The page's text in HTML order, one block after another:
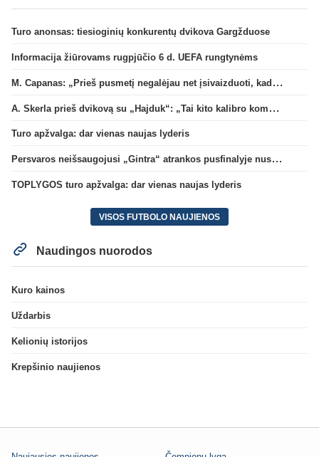
Turo anonsas: tiesioginių konkurentų dvikova Gargžduose
Informacija žiūrovams rugpjūčio 6 d. UEFA rungtynėms
M. Capanas: „Prieš pusmetį negalėjau net įsivaizduoti, kad žaisime prieš „Hajduk“
A. Skerla prieš dvikovą su „Hajduk“: „Tai kito kalibro komanda“
Turo apžvalga: dar vienas naujas lyderis
Persvaros neišsaugojusi „Gintra“ atrankos pusfinalyje nusileido Škotijos čempionėms
TOPLYGOS turo apžvalga: dar vienas naujas lyderis
VISOS FUTBOLO NAUJIENOS
Naudingos nuorodos
Kuro kainos
Uždarbis
Kelionių istorijos
Krepšinio naujienos